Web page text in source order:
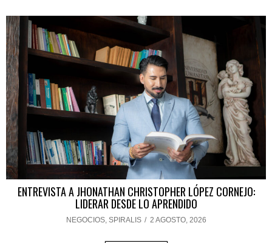
ENTREVISTA A JHONATHAN CHRISTOPHER LÓPEZ CORNEJO:
LIDERAR DESDE LO APRENDIDO
NEGOCIOS, SPIRALIS / 2 AGOSTO, 2026